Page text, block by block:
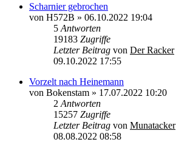
Scharnier gebrochen
von H572B » 06.10.2022 19:04
5 Antworten
19183 Zugriffe
Letzter Beitrag von Der Racker
09.10.2022 17:55
Vorzelt nach Heinemann
von Bokenstam » 17.07.2022 10:20
2 Antworten
15257 Zugriffe
Letzter Beitrag von Munatacker
08.08.2022 08:58